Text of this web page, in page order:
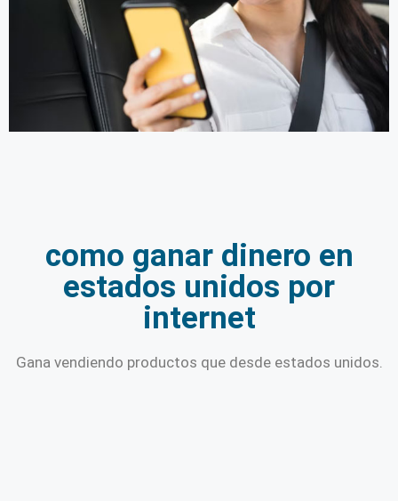
como ganar dinero en
estados unidos por
internet
Gana vendiendo productos que desde estados unidos.